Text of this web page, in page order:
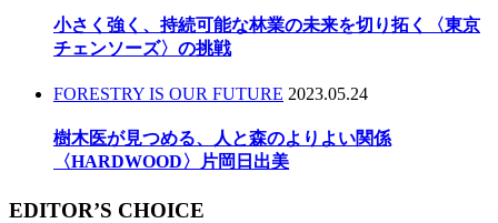
小さく強く、持続可能な林業の未来を切り拓く〈東京
チェンソーズ〉の挑戦
FORESTRY IS OUR FUTURE 2023.05.24
樹木医が見つめる、人と森のよりよい関係
〈HARDWOOD〉片岡日出美
EDITOR’S CHOICE